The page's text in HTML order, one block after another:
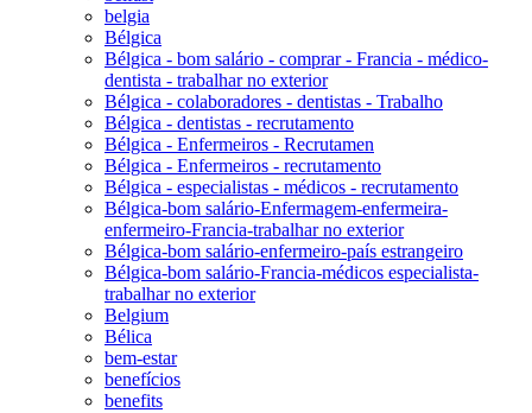
belgia
Bélgica
Bélgica - bom salário - comprar - Francia - médico-
dentista - trabalhar no exterior
Bélgica - colaboradores - dentistas - Trabalho
Bélgica - dentistas - recrutamento
Bélgica - Enfermeiros - Recrutamen
Bélgica - Enfermeiros - recrutamento
Bélgica - especialistas - médicos - recrutamento
Bélgica-bom salário-Enfermagem-enfermeira-
enfermeiro-Francia-trabalhar no exterior
Bélgica-bom salário-enfermeiro-país estrangeiro
Bélgica-bom salário-Francia-médicos especialista-
trabalhar no exterior
Belgium
Bélica
bem-estar
benefícios
benefits